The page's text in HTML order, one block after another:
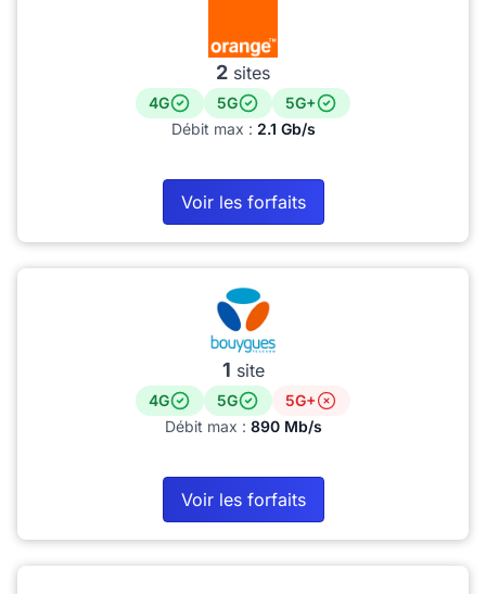
2 sites
4G 5G
5G+
Débit max : 2.1 Gb/s
Voir les forfaits
1 site
4G 5G
5G+
Débit max : 890 Mb/s
Voir les forfaits